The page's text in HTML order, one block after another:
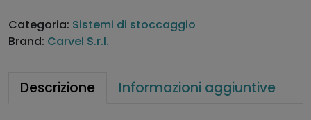
o
c
ti
v
Categoria: Sistemi di stoccaggio
Brand: Carvel S.r.l.
Descrizione Informazioni aggiuntive